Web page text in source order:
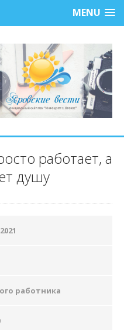
MENU
работает, а
душу
работника